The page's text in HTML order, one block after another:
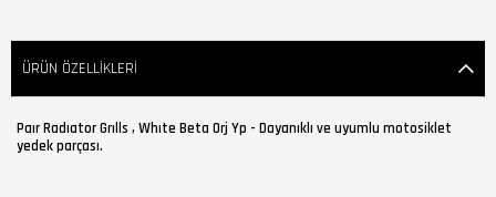
ÜRÜN ÖZELLIKLERI
Paır Radıator Grılls , Whıte Beta Orj Yp - Dayanıklı ve uyumlu motosiklet
yedek parçası.